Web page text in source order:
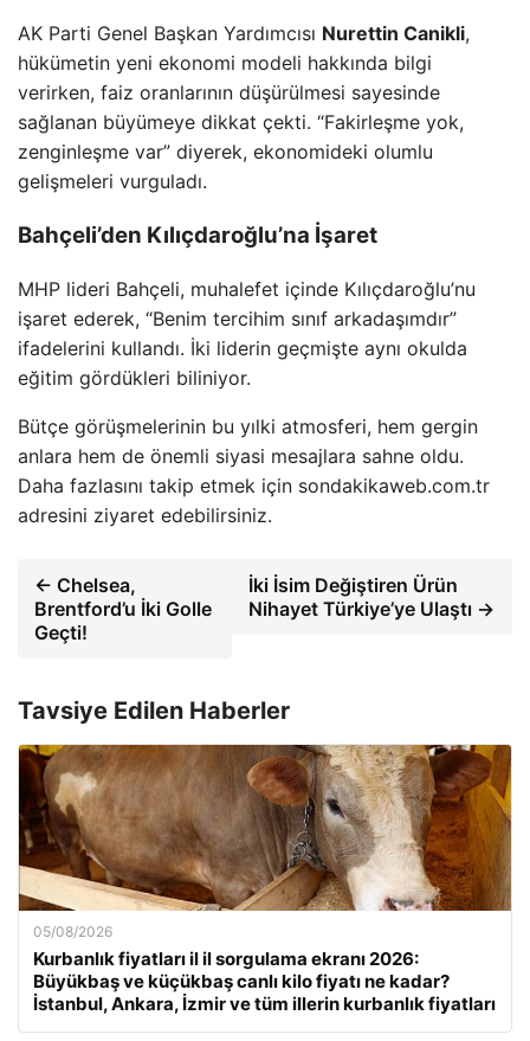
AK Parti Genel Başkan Yardımcısı Nurettin Canikli,
hükümetin yeni ekonomi modeli hakkında bilgi
verirken, faiz oranlarının düşürülmesi sayesinde
sağlanan büyümeye dikkat çekti. “Fakirleşme yok,
zenginleşme var” diyerek, ekonomideki olumlu
gelişmeleri vurguladı.
Bahçeli’den Kılıçdaroğlu’na İşaret
MHP lideri Bahçeli, muhalefet içinde Kılıçdaroğlu’nu
işaret ederek, “Benim tercihim sınıf arkadaşımdır”
ifadelerini kullandı. İki liderin geçmişte aynı okulda
eğitim gördükleri biliniyor.
Bütçe görüşmelerinin bu yılki atmosferi, hem gergin
anlara hem de önemli siyasi mesajlara sahne oldu.
Daha fazlasını takip etmek için sondakikaweb.com.tr
adresini ziyaret edebilirsiniz.
← Chelsea,
Brentford’u İki Golle
Geçti!
İki İsim Değiştiren Ürün
Nihayet Türkiye’ye Ulaştı →
Tavsiye Edilen Haberler
05/08/2026
Kurbanlık fiyatları il il sorgulama ekranı 2026:
Büyükbaş ve küçükbaş canlı kilo fiyatı ne kadar?
İstanbul, Ankara, İzmir ve tüm illerin kurbanlık fiyatları